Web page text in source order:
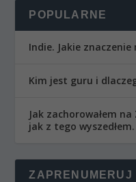
POPULARNE
Indie. Jakie
Kim jest guru i
Jak zachorowałem
jak z tego wyszedłem.
ZAPRENUMERUJ